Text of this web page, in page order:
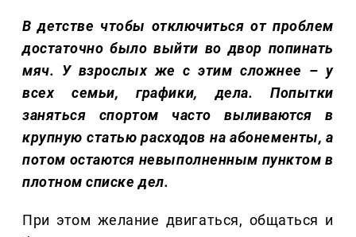
В детстве чтобы отключиться от проблем
достаточно было выйти во двор попинать
мяч. У взрослых же с этим сложнее – у
всех семьи, графики, дела. Попытки
заняться спортом часто выливаются в
крупную статью расходов на абонементы, а
потом остаются невыполненным пунктом в
плотном списке дел.
При этом желание двигаться, общаться и